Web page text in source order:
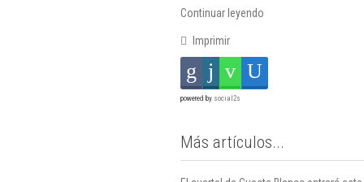
Continuar leyendo
Imprimir
powered by social2s
Más artículos...